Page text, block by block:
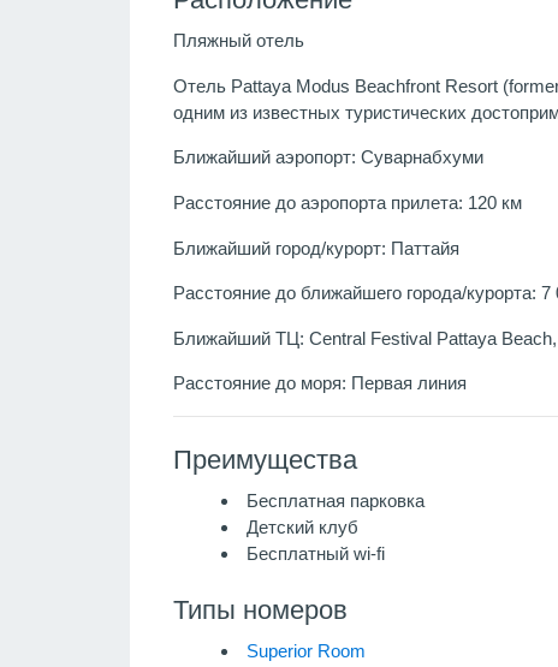
Пляжный отель
Отель Pattaya Modus Beachfront Resort
одним из известных туристических
Ближайший аэропорт: Суварнабхуми
Расстояние до аэропорта прилета: 120 км
Ближайший город/курорт: Паттайя
Расстояние до ближайшего города/курорта: 7
Ближайший ТЦ: Central Festival Pattaya
Расстояние до моря: Первая линия
Преимущества
Бесплатная парковка
Детский клуб
Бесплатный wi-fi
Типы номеров
Superior Room